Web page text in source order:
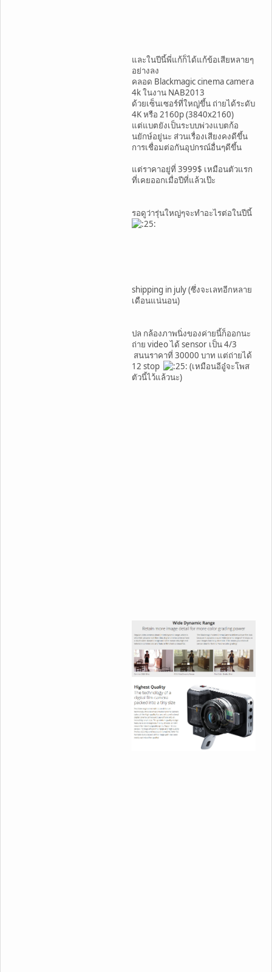
และในปีนี้พี่แก้ก็ได้แก้ข้อเสียหลายๆ
อย่างลง
คลอด Blackmagic cinema camera
4k ในงาน NAB2013
ด้วยเซ็นเซอร์ที่ใหญ่ขึ้น ถ่ายได้ระดับ
4K หรือ 2160p (3840x2160)
แต่แบตยังเป็นระบบพ่วงแบตก้อ
นยักษ์อยู่นะ ส่วนเรื่องเสียงคงดีขึ้น
การเชื่อมต่อกันอุปกรณ์อื่นๆดีขึ้น
แต่ราคาอยู่ที่ 3999$ เหมือนตัวแรก
ที่เคยออกเมื่อปีที่แล้วเป๊ะ
รอดูว่ารุ่นใหญ่ๆจะทำอะไรต่อในปีนี้
shipping in july (ซึ่งจะเลทอีกหลาย
เดือนแน่นอน)
ปล กล้องภาพนิ่งของค่ายนี้ก็ออกนะ
ถ่าย video ได้ sensor เป็น 4/3
สนนราคาที่ 30000 บาท แต่ถ่ายได้
12 stop
(เหมือนอีอู๋จะโพส
ตัวนี้ไว้แล้วนะ)